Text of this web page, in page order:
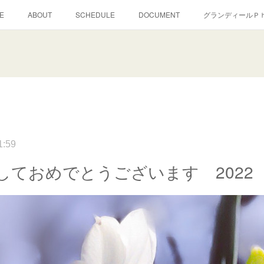
ABOUT SCHEDULE DOCUMENT グランディールＰ
ておめでとうございます 2022